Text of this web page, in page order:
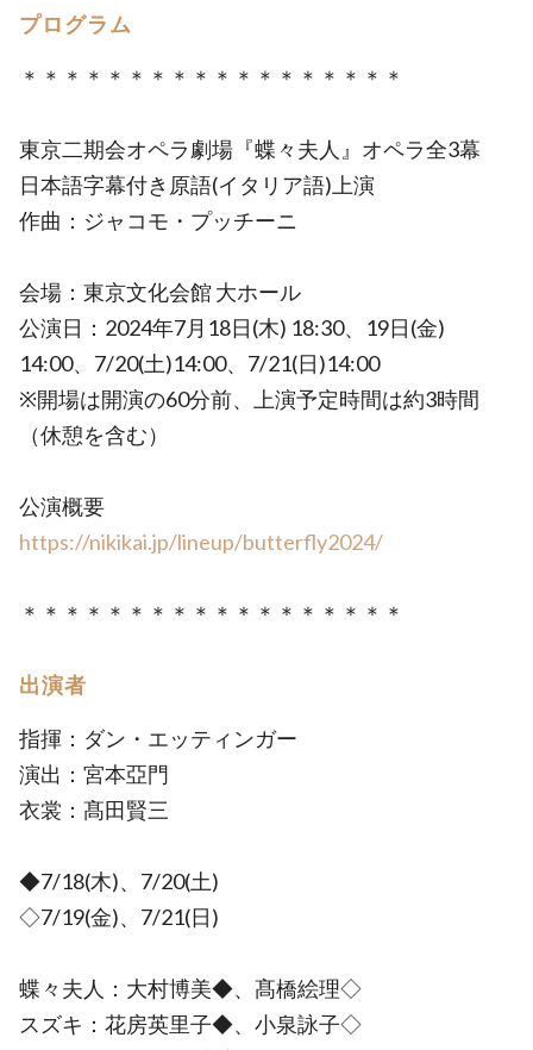
プログラム
＊＊＊＊＊＊＊＊＊＊＊＊＊＊＊＊＊＊
東京二期会オペラ劇場『蝶々夫人』オペラ全3幕
日本語字幕付き原語(イタリア語)上演
作曲：ジャコモ・プッチーニ
会場：東京文化会館 大ホール
公演日：2024年7月18日(木) 18:30、19日(金)
14:00、7/20(土)14:00、7/21(日)14:00
※開場は開演の60分前、上演予定時間は約3時間
（休憩を含む）
公演概要
https://nikikai.jp/lineup/butterfly2024/
＊＊＊＊＊＊＊＊＊＊＊＊＊＊＊＊＊＊
出演者
指揮：ダン・エッティンガー
演出：宮本亞門
衣裳：髙田賢三
◆7/18(木)、7/20(土)
◇7/19(金)、7/21(日)
蝶々夫人：大村博美◆、髙橋絵理◇
スズキ：花房英里子◆、小泉詠子◇